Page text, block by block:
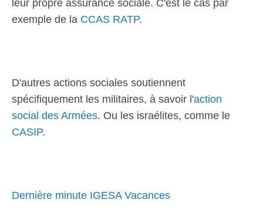
leur propre assurance sociale. C'est le cas par
exemple de la CCAS RATP.
D'autres actions sociales soutiennent
spécifiquement les militaires, à savoir l'action
social des Armées. Ou les israélites, comme le
CASIP.
Dernière minute IGESA Vacances